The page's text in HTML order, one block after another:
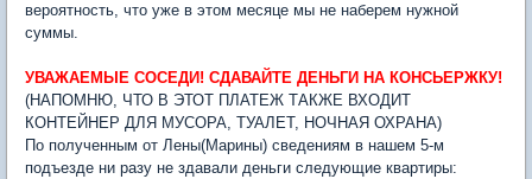
вероятность, что уже в этом месяце мы не наберем нужной
суммы.
УВАЖАЕМЫЕ СОСЕДИ! СДАВАЙТЕ ДЕНЬГИ НА КОНСЬЕРЖКУ!
(НАПОМНЮ, ЧТО В ЭТОТ ПЛАТЕЖ ТАКЖЕ ВХОДИТ
КОНТЕЙНЕР ДЛЯ МУСОРА, ТУАЛЕТ, НОЧНАЯ ОХРАНА)
По полученным от Лены(Марины) сведениям в нашем 5-м
подъезде ни разу не здавали деньги следующие квартиры: